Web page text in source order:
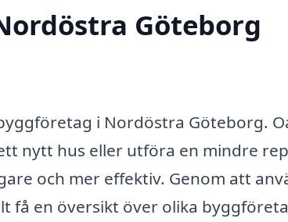
Göteborg
i Nordöstra Göteborg.
nytt hus eller utföra en mindre
och mer effektiv. Genom att
få en översikt över olika